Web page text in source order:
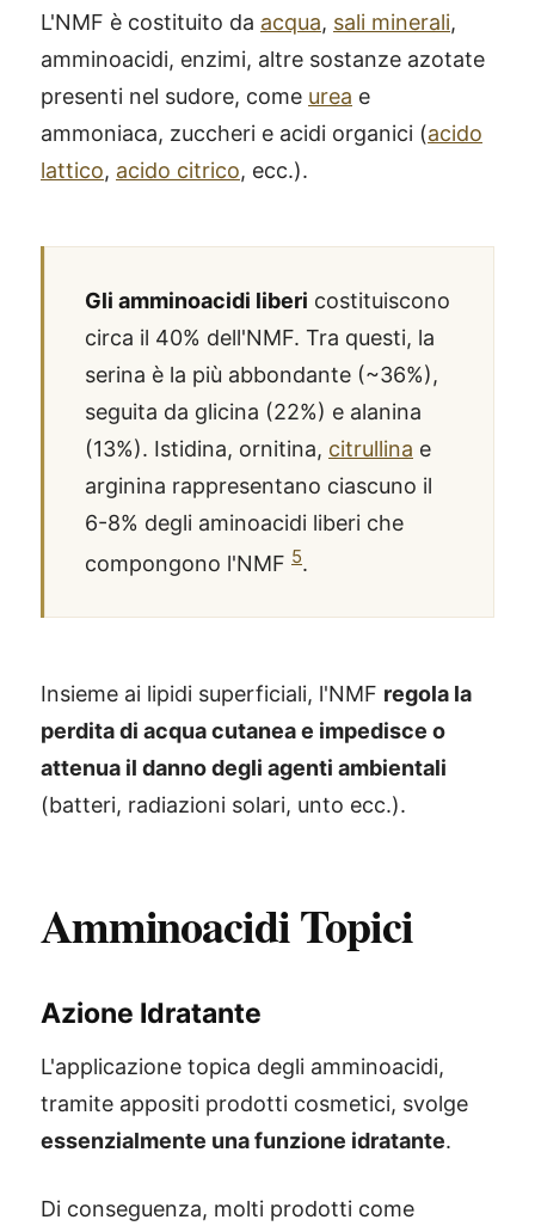
L'NMF è costituito da acqua, sali minerali,
amminoacidi, enzimi, altre sostanze azotate
presenti nel sudore, come urea e
ammoniaca, zuccheri e acidi organici (acido
lattico, acido citrico, ecc.).
Gli amminoacidi liberi costituiscono
circa il 40% dell'NMF. Tra questi, la
serina è la più abbondante (~36%),
seguita da glicina (22%) e alanina
(13%). Istidina, ornitina, citrullina e
arginina rappresentano ciascuno il
6-8% degli aminoacidi liberi che
compongono l'NMF 5.
Insieme ai lipidi superficiali, l'NMF regola la
perdita di acqua cutanea e impedisce o
attenua il danno degli agenti ambientali
(batteri, radiazioni solari, unto ecc.).
Amminoacidi Topici
Azione Idratante
L'applicazione topica degli amminoacidi,
tramite appositi prodotti cosmetici, svolge
essenzialmente una funzione idratante.
Di conseguenza, molti prodotti come